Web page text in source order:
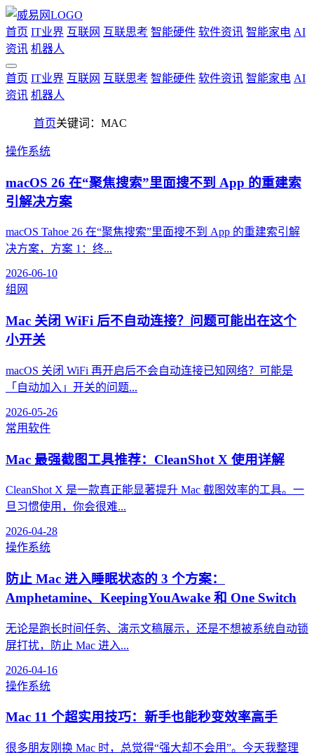
首页 IT业界 互联网 互联思考 智能硬件 软件资讯 智能家电 AI
资讯 机器人
首页 IT业界 互联网 互联思考 智能硬件 软件资讯 智能家电 AI
资讯 机器人
首页关键词：MAC
操作系统
macOS 26 在“聚焦搜索”里面搜不到 App 的重建索
引解决方案
macOS Tahoe 26 在“聚焦搜索”里面搜不到 App 的重建索引解
决方案，方案 1：终...
2026-06-10
组网
Mac 关闭 WiFi 后不自动连接？问题可能出在这个
小开关
macOS 关闭 WiFi 再开启后不会自动连接已知网络？可能是
「自动加入」开关的问题...
2026-05-26
常用软件
Mac 最强截图工具推荐：CleanShot X 使用详解
CleanShot X 是一款真正能显著提升 Mac 截图效率的工具。一
旦习惯使用，你会很难...
2026-04-28
操作系统
防止 Mac 进入睡眠状态的 3 个方案：
Amphetamine、KeepingYouAwake 和 One Switch
无论是跑长时间任务、演示文稿展示，还是不想被系统自动锁
屏打扰，防止 Mac 进入...
2026-04-16
操作系统
Mac 11 个超实用技巧：新手也能秒变效率高手
很多朋友刚换 Mac 时，总觉得“强大却不会用”。今天我整理